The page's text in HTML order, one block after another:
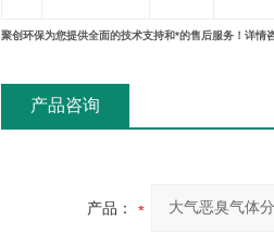
聚创环保为您提供全面的技术支持和*的售后服务！详情
产品咨询
产品：